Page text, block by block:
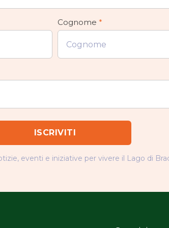
Cognome *
eventi e iniziative per vivere il Lago di